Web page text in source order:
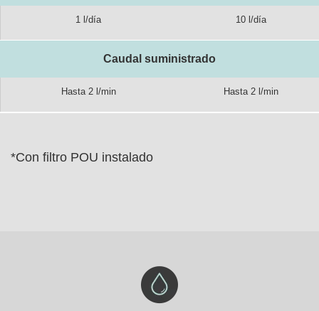
1 l/día 10 l/día
Caudal suministrado
Hasta 2 l/min Hasta 2 l/min
*Con filtro POU instalado